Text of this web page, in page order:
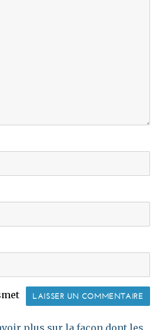
plus sur la façon dont les